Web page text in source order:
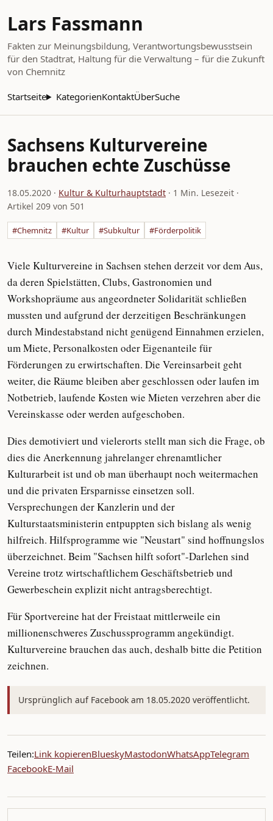
Lars Fassmann
Fakten zur Meinungsbildung, Verantwortungsbewusstsein
für den Stadtrat, Haltung für die Verwaltung – für die Zukunft
von Chemnitz
Startseite KategorienKontaktÜberSuche
Sachsens Kulturvereine
brauchen echte Zuschüsse
18.05.2020 · Kultur & Kulturhauptstadt · 1 Min. Lesezeit ·
Artikel 209 von 501
#Chemnitz #Kultur #Subkultur #Förderpolitik
Viele Kulturvereine in Sachsen stehen derzeit vor dem Aus,
da deren Spielstätten, Clubs, Gastronomien und
Workshopräume aus angeordneter Solidarität schließen
mussten und aufgrund der derzeitigen Beschränkungen
durch Mindestabstand nicht genügend Einnahmen erzielen,
um Miete, Personalkosten oder Eigenanteile für
Förderungen zu erwirtschaften. Die Vereinsarbeit geht
weiter, die Räume bleiben aber geschlossen oder laufen im
Notbetrieb, laufende Kosten wie Mieten verzehren aber die
Vereinskasse oder werden aufgeschoben.
Dies demotiviert und vielerorts stellt man sich die Frage, ob
dies die Anerkennung jahrelanger ehrenamtlicher
Kulturarbeit ist und ob man überhaupt noch weitermachen
und die privaten Ersparnisse einsetzen soll.
Versprechungen der Kanzlerin und der
Kulturstaatsministerin entpuppten sich bislang als wenig
hilfreich. Hilfsprogramme wie "Neustart" sind hoffnungslos
überzeichnet. Beim "Sachsen hilft sofort"-Darlehen sind
Vereine trotz wirtschaftlichem Geschäftsbetrieb und
Gewerbeschein explizit nicht antragsberechtigt.
Für Sportvereine hat der Freistaat mittlerweile ein
millionenschweres Zuschussprogramm angekündigt.
Kulturvereine brauchen das auch, deshalb bitte die Petition
zeichnen.
Ursprünglich auf Facebook am 18.05.2020 veröffentlicht.
Teilen:Link kopierenBlueskyMastodonWhatsAppTelegram
FacebookE-Mail